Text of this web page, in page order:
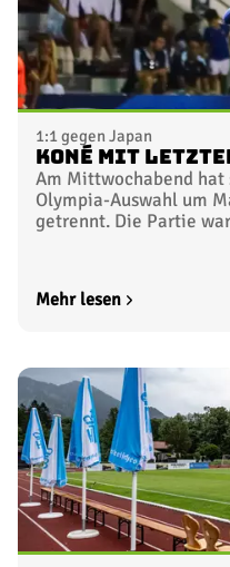
1:1 gegen Japan
Koné mit
Am Mittwochabend hat
Olympia-Auswahl um
getrennt. Die Partie
Mehr lesen